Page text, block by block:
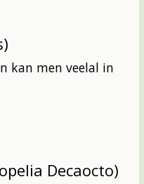
kan men veelal in
Decaocto)